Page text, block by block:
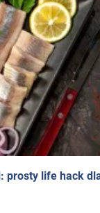
prosty life hack